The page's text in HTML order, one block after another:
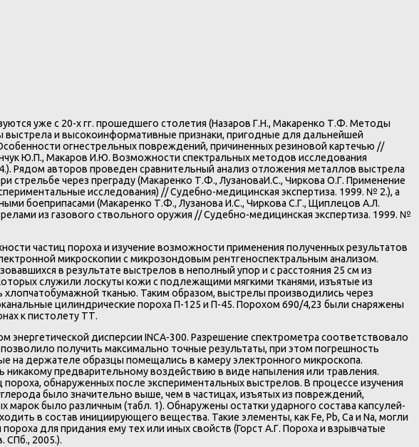
уже с 20-х гг. прошедшего столетия (Назаров Г.Н., Макаренко Т.Ф. Методы
и высокоинформативные признаки, пригодные для дальнейшей
огнестрельных повреждений, причиненных резиновой картечью //
Ю.П., Макаров И.Ю. Возможности спектральных методов исследования
Рядом авторов проведен сравнительный анализ отложения металлов выстрела
стрельбе через преграду (Макаренко Т.Ф., ЛузановаИ.С., Чиркова О.Г. Применение
исследования) // Судебно-медицинская экспертиза. 1999. № 2.), а
боеприпасами (Макаренко Т.Ф., Лузанова И.С., Чиркова С.Г., Щиплецов А.Л.
из газового ствольного оружия // Судебно-медицинская экспертиза. 1999. №
частиц пороха и изучение возможности применения полученных результатов
микроскопии с микрозондовым рентгеноспектральным анализом.
в результате выстрелов в неполный упор и с расстояния 25 см из
служили лоскуты кожи с подлежащими мягкими тканями, изъятые из
тканью. Таким образом, выстрелы производились через
цилиндрические пороха П-125 и П-45. Порохом 690/4,23 были снаряжены
к пистолету ТТ.
дисперсии INCA-300. Разрешение спектрометра соответствовало
получить максимально точные результаты, при этом погрешность
на держателе образцы помещались в камеру электронного микроскопа.
предварительному воздействию в виде напыления или травления.
обнаруженных после экспериментальных выстрелов. В процессе изучения
было значительно выше, чем в частицах, изъятых из повреждений,
было различным (табл. 1). Обнаружены остатки ударного состава капсулей-
в состав инициирующего вещества. Такие элементы, как Fe, Pb, Ca и Na, могли
для придания ему тех или иных свойств (Горст А.Г. Пороха и взрывчатые
СПб., 2005.).